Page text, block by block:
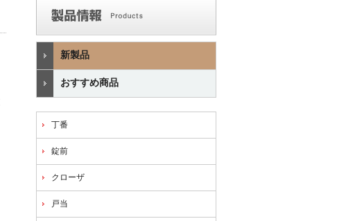
新製品
おすすめ商品
丁番
錠前
クローザ
戸当